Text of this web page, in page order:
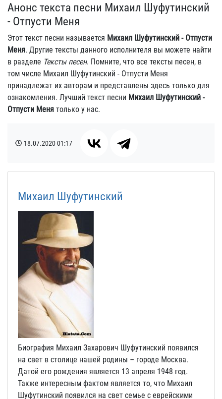
Анонс текста песни Михаил Шуфутинский
- Отпусти Меня
Этот текст песни называется Михаил Шуфутинский - Отпусти
Меня. Другие тексты данного исполнителя вы можете найти
в разделе Тексты песен. Помните, что все тексты песен, в
том числе Михаил Шуфутинский - Отпусти Меня
принадлежат их авторам и представлены здесь только для
ознакомления. Лучший текст песни Михаил Шуфутинский -
Отпусти Меня только у нас.
18.07.202001:17
Михаил Шуфутинский
Биография Михаил Захарович Шуфутинский появился
на свет в столице нашей родины – городе Москва.
Датой его рождения является 13 апреля 1948 год.
Также интересным фактом является то, что Михаил
Шуфутинский появился на свет семье с еврейскими